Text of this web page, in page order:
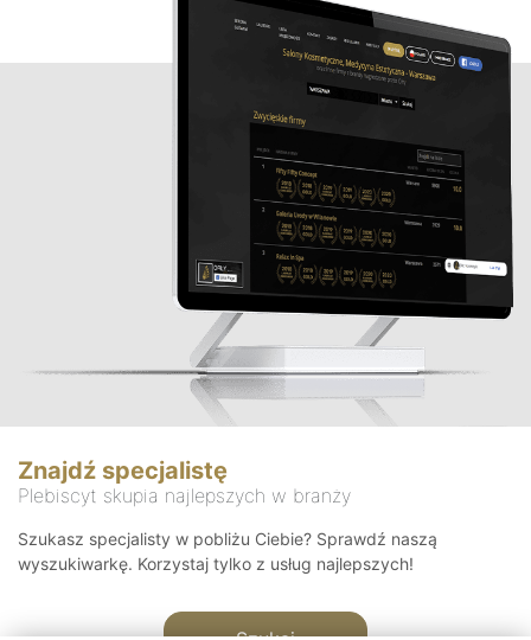
Znajdź specjalistę
Plebiscyt skupia najlepszych w branży
Szukasz specjalisty w pobliżu Ciebie? Sprawdź naszą
wyszukiwarkę. Korzystaj tylko z usług najlepszych!